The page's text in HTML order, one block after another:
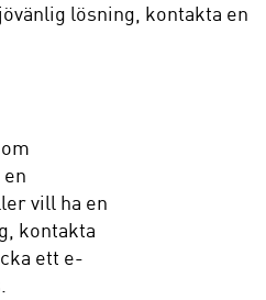
lösning, kontakta en
vill ha en
kontakta
ett e-